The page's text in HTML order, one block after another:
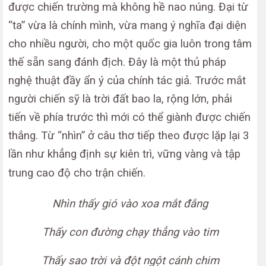
được chiến trường mà không hề nao núng. Đại từ
“ta” vừa là chính mình, vừa mang ý nghĩa đại diện
cho nhiều người, cho một quốc gia luôn trong tâm
thế sẵn sang đánh địch. Đây là một thủ pháp
nghệ thuật đầy ẩn ý của chính tác giả. Trước mắt
người chiến sỹ là trời đất bao la, rộng lớn, phải
tiến về phía trước thì mới có thể giành được chiến
thắng. Từ “nhìn” ở câu thơ tiếp theo được lặp lại 3
lần như khẳng định sự kiên trì, vững vàng và tập
trung cao độ cho trận chiến.
Nhìn thấy gió vào xoa mắt đắng
Thấy con đường chạy thẳng vào tim
Thấy sao trời và đột ngột cánh chim